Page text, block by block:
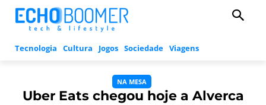
Tecnologia Cultura Jogos Sociedade Viagens
NA MESA
Uber Eats chegou hoje a Alverca